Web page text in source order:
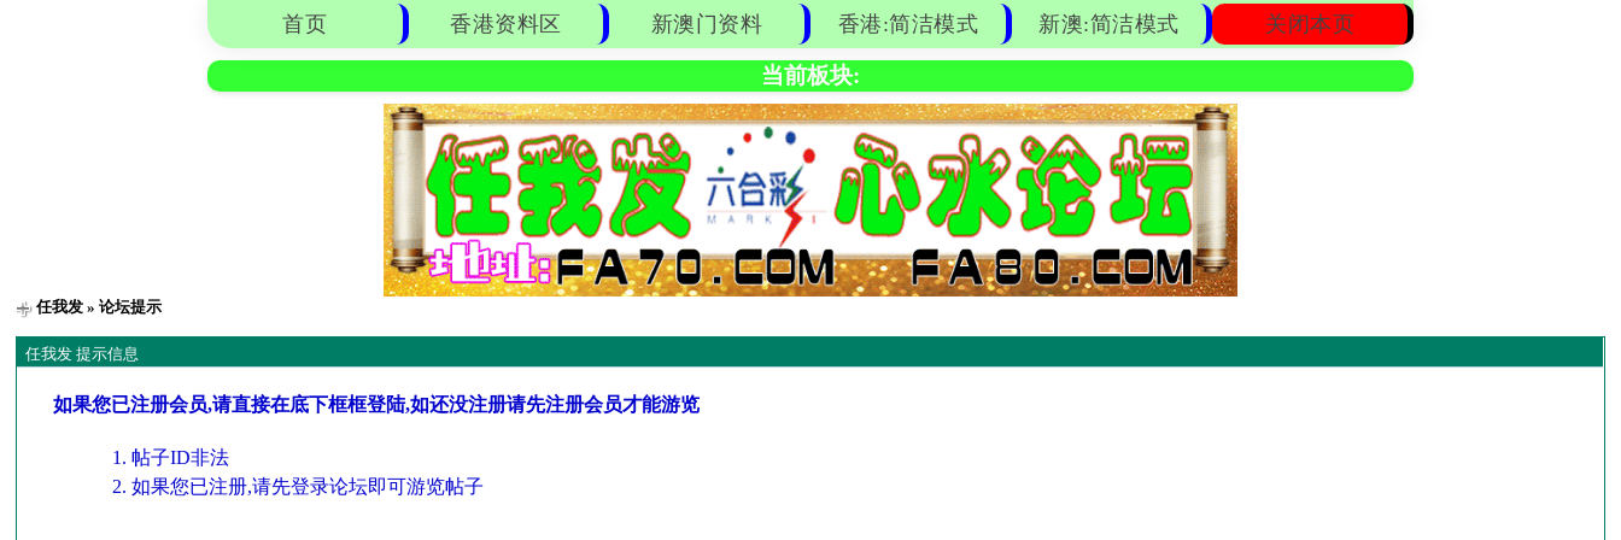
首页 香港资料区 新澳门资料 香港:简洁模式 新澳:简洁模式 关闭本页
当前板块:
任我发 » 论坛提示
任我发 提示信息
如果您已注册会员,请直接在底下框框登陆,如还没注册请先注册会员才能游览
帖子ID非法
如果您已注册,请先登录论坛即可游览帖子